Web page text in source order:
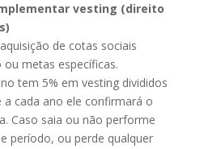
vesting (direito
de cotas sociais
metas específicas.
tem 5% em vesting divididos
a cada ano ele confirmará o
Caso saia ou não performe
período, ou perde qualquer